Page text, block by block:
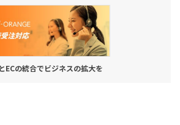
ECの統合でビジネスの拡大を